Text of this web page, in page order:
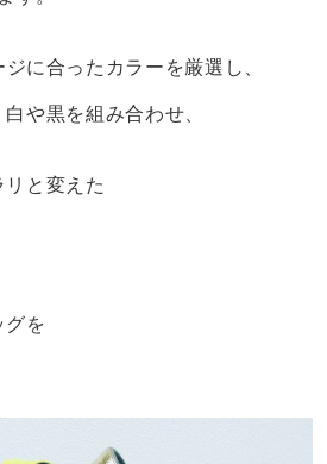
に合ったカラーを厳選し、
や黒を組み合わせ、
と変えた
グを